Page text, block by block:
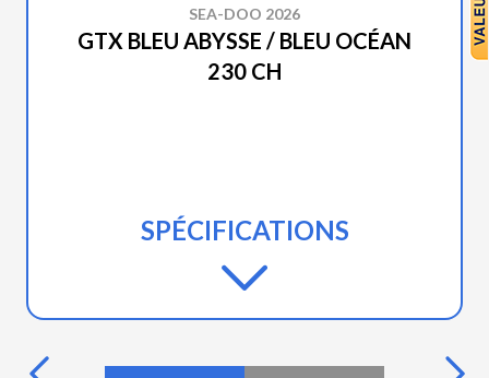
SEA-DOO 2026
GTX BLEU ABYSSE / BLEU OCÉAN
230 CH
SPÉCIFICATIONS